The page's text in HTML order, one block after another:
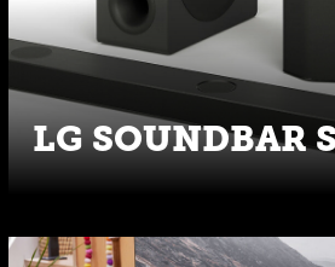
LG SOUNDBAR